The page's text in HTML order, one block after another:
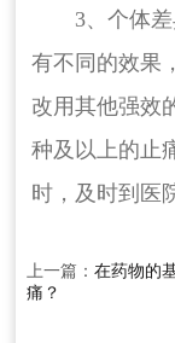
3、个体
有不同的效果
改用其他强效
种及以上的止
时，及时到医
上一篇： 在药物的
痛？